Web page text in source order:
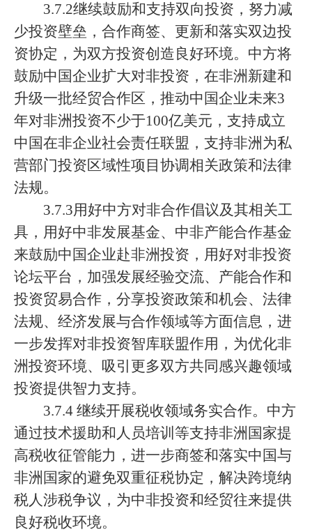
3.7.2继续鼓励和支持双向投资，努力减
少投资壁垒，合作商签、更新和落实双边投
资协定，为双方投资创造良好环境。中方将
鼓励中国企业扩大对非投资，在非洲新建和
升级一批经贸合作区，推动中国企业未来3
年对非洲投资不少于100亿美元，支持成立
中国在非企业社会责任联盟，支持非洲为私
营部门投资区域性项目协调相关政策和法律
法规。
3.7.3用好中方对非合作倡议及其相关工
具，用好中非发展基金、中非产能合作基金
来鼓励中国企业赴非洲投资，用好对非投资
论坛平台，加强发展经验交流、产能合作和
投资贸易合作，分享投资政策和机会、法律
法规、经济发展与合作领域等方面信息，进
一步发挥对非投资智库联盟作用，为优化非
洲投资环境、吸引更多双方共同感兴趣领域
投资提供智力支持。
3.7.4 继续开展税收领域务实合作。中方
通过技术援助和人员培训等支持非洲国家提
高税收征管能力，进一步商签和落实中国与
非洲国家的避免双重征税协定，解决跨境纳
税人涉税争议，为中非投资和经贸往来提供
良好税收环境。